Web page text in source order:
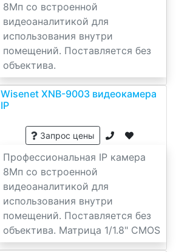
8Мп со встроенной
видеоаналитикой для
использования внутри
помещений. Поставляется без
объектива.
Wisenet XNB-9003 видеокамера
IP
Запрос цены
Профессиональная IP камера
8Мп со встроенной
видеоаналитикой для
использования внутри
помещений. Поставляется без
объектива. Матрица 1/1.8" CMOS